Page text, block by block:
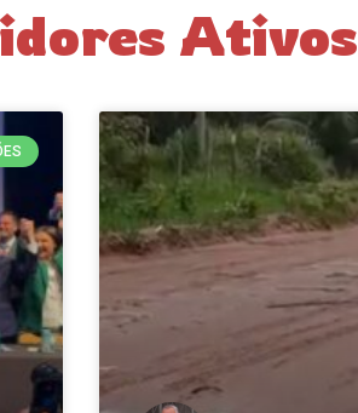
Ativos